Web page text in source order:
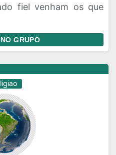
fiel venham os que
GRUPO